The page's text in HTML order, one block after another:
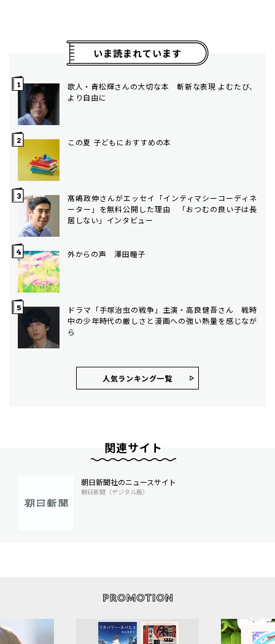
いま読まれています
歌人・青松輝さんの大切な本 斬新な表現 よむたび、
より自由に
この夏 子どもにおすすめの本
髙嶋政伸さんがエッセイ「インティマシーコーディネ
ーター」を無料公開した理由 「おつむの良い子は長
居しない」インタビュー
外からの声 澤田瞳子
ドラマ「手塚治虫の戦争」主演・高良健吾さん 戦時
中の少年時代の厳しさと漫画への強い熱量を感じなが
ら
人気ランキング⼀覧
関連サイト
朝日新聞社のニュースサイト
朝日新聞（デジタル版）